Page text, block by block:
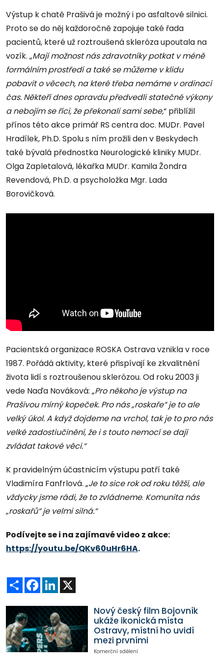
Výstup k chatě Prašivá je možný i po asfaltové silnici.
Proto se do něj každoročně zapojuje také řada
pacientů, které už roztroušená skleróza upoutala na
vozík. „Mají možnost nás zdravotníky potkat v méně
formálním prostředí a také se můžeme v klidu
pobavit o věcech, na které třeba nemáme v ordinaci
čas. Někteří dnes opravdu předvedli statečné výkony
a nebojím se říci, že překonali sami sebe,“ přiblížil
přínos této akce primář RS centra doc. MUDr. Pavel
Hradílek, Ph.D. Spolu s ním prožili den v Beskydech
také bývalá přednostka Neurologické kliniky MUDr.
Olga Zapletalová, lékařka MUDr. Kamila Žondra
Revendová, Ph.D. a psycholožka Mgr. Lada
Borovičková.
Pacientská organizace ROSKA Ostrava vznikla v roce
1987. Pořádá aktivity, které přispívají ke zkvalitnění
života lidí s roztroušenou sklerózou. Od roku 2003 ji
vede Naďa Nováková: „Pro někoho je výstup na
Prašivou mírný kopeček. Pro nás „roskaře“ je to ale
velký úkol. A když dojdeme na vrchol, tak je to pro nás
velké zadostiučinění, že i s touto nemocí se dají
zvládat takové věci.“
K pravidelným účastnicím výstupu patří také
Vladimíra Fanfrlová. „Je to sice rok od roku těžší, ale
vždycky jsme rádi, že to zvládneme. Komunita nás
„roskařů“ je velmi silná.“
Podívejte se i na zajímavé video z akce:
https://youtu.be/QKv60uHr6HA.
Sdílet Facebook
LinkedIn
Nový český film Bojovník
ukáže ikonická místa
Ostravy, místní ho uvidí
mezi prvními
Komerční sdělení